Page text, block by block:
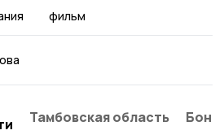
фильм
Тамбовская область